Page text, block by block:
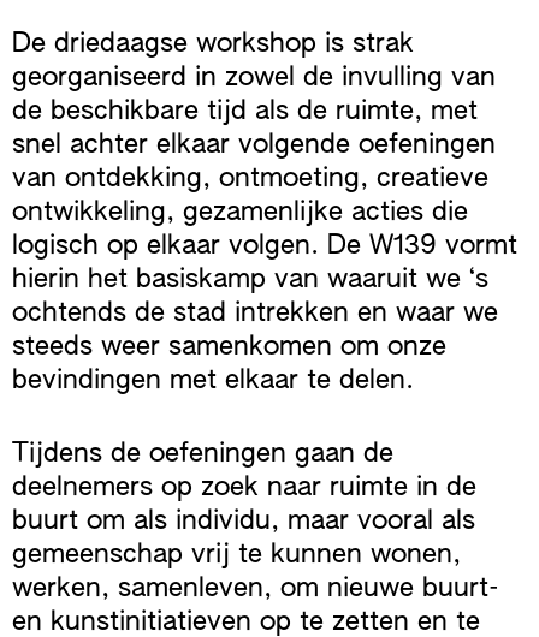
De driedaagse workshop is strak
georganiseerd in zowel de invulling van
de beschikbare tijd als de ruimte, met
snel achter elkaar volgende oefeningen
van ontdekking, ontmoeting, creatieve
ontwikkeling, gezamenlijke acties die
logisch op elkaar volgen. De W139 vormt
hierin het basiskamp van waaruit we ‘s
ochtends de stad intrekken en waar we
steeds weer samenkomen om onze
bevindingen met elkaar te delen.
Tijdens de oefeningen gaan de
deelnemers op zoek naar ruimte in de
buurt om als individu, maar vooral als
gemeenschap vrij te kunnen wonen,
werken, samenleven, om nieuwe buurt-
en kunstinitiatieven op te zetten en te